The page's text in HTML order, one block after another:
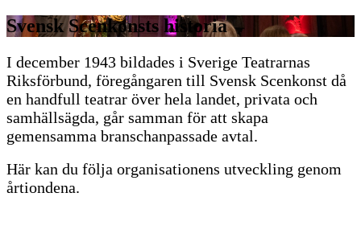
Svensk Scenkonsts historia
I december 1943 bildades i Sverige Teatrarnas
Riksförbund, föregångaren till Svensk Scenkonst då
en handfull teatrar över hela landet, privata och
samhällsägda, går samman för att skapa
gemensamma branschanpassade avtal.
Här kan du följa organisationens utveckling genom
årtiondena.